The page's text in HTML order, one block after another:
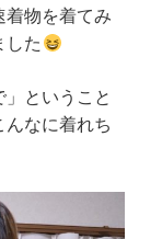
物を着てみ
した
ということ
なに着れち